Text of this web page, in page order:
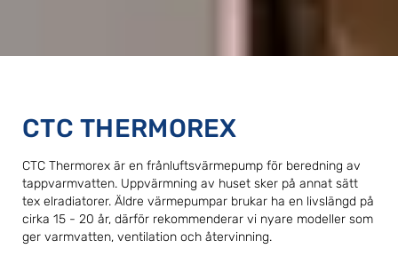
CTC THERMOREX
CTC Thermorex är en frånluftsvärmepump för beredning av
tappvarmvatten. Uppvärmning av huset sker på annat sätt
tex elradiatorer. Äldre värmepumpar brukar ha en livslängd på
cirka 15 - 20 år, därför rekommenderar vi nyare modeller som
ger varmvatten, ventilation och återvinning.